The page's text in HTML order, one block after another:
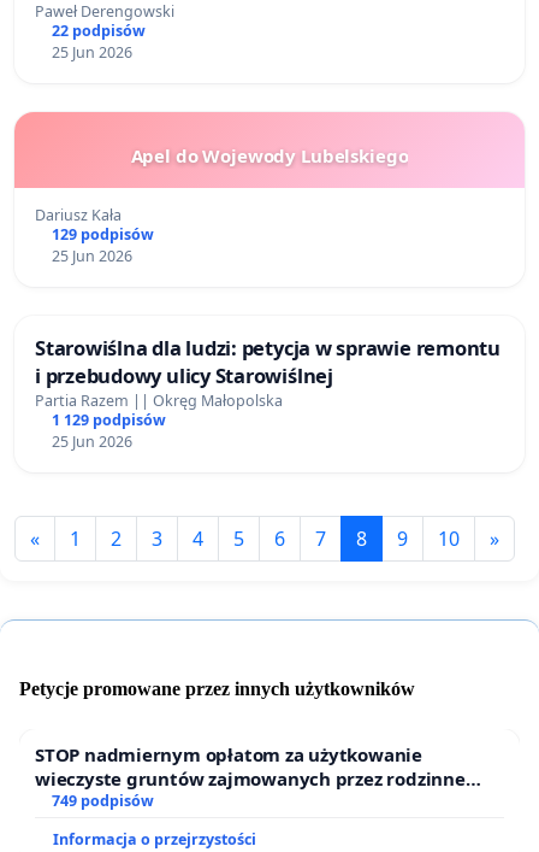
Paweł Derengowski
22 podpisów
25 Jun 2026
Apel do Wojewody Lubelskiego
Dariusz Kała
129 podpisów
25 Jun 2026
Starowiślna dla ludzi: petycja w sprawie remontu
i przebudowy ulicy Starowiślnej
Partia Razem || Okręg Małopolska
1 129 podpisów
25 Jun 2026
« 1 2 3 4 5 6 7 8 9 10 »
Petycje promowane przez innych użytkowników
STOP nadmiernym opłatom za użytkowanie
wieczyste gruntów zajmowanych przez rodzinne
ogrody działkowe.
749 podpisów
Informacja o przejrzystości